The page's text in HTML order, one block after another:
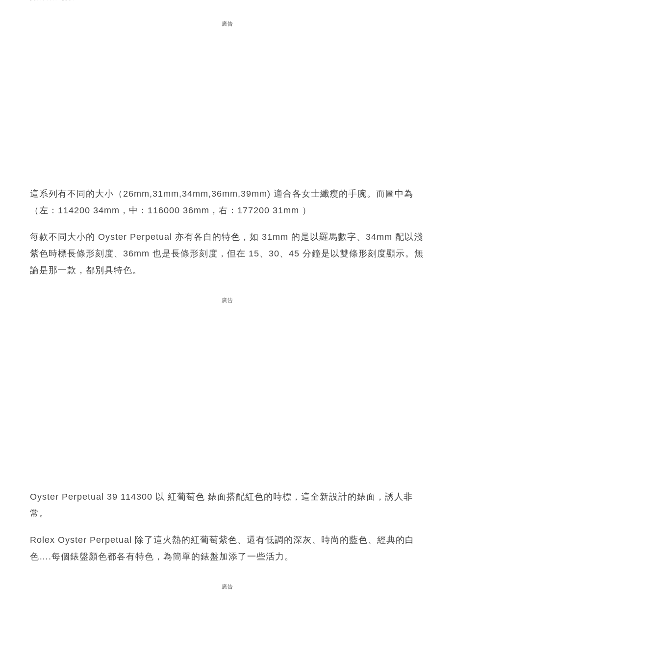
廣告
這系列有不同的大小（26mm,31mm,34mm,36mm,39mm) 適合各女士纖瘦的手腕。而圖中為
（左：114200 34mm，中：116000 36mm，右：177200 31mm ）
每款不同大小的 Oyster Perpetual 亦有各自的特色，如 31mm 的是以羅馬數字、34mm 配以淺
紫色時標長條形刻度、36mm 也是長條形刻度，但在 15、30、45 分鐘是以雙條形刻度顯示。無
論是那一款，都別具特色。
廣告
Oyster Perpetual 39 114300 以 紅葡萄色 錶面搭配紅色的時標，這全新設計的錶面，誘人非
常。
Rolex Oyster Perpetual 除了這火熱的紅葡萄紫色、還有低調的深灰、時尚的藍色、經典的白
色….每個錶盤顏色都各有特色，為簡單的錶盤加添了一些活力。
廣告